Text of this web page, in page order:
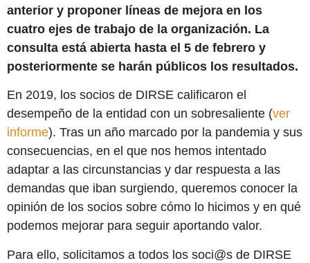
anterior y proponer líneas de mejora en los
cuatro ejes de trabajo de la organización. La
consulta está abierta hasta el 5 de febrero y
posteriormente se harán públicos los resultados.
En 2019, los socios de DIRSE calificaron el
desempeño de la entidad con un sobresaliente (ver
informe). Tras un año marcado por la pandemia y sus
consecuencias, en el que nos hemos intentado
adaptar a las circunstancias y dar respuesta a las
demandas que iban surgiendo, queremos conocer la
opinión de los socios sobre cómo lo hicimos y en qué
podemos mejorar para seguir aportando valor.
Para ello, solicitamos a todos los soci@s de DIRSE